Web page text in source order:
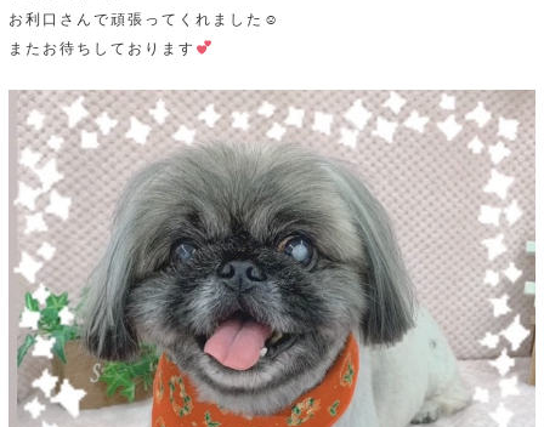
お利口さんで頑張ってくれました☺
またお待ちしております